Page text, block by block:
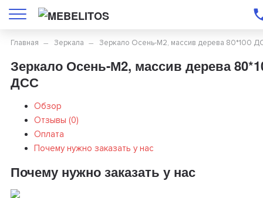
Главная Зеркала Зеркало Осень-М2, массив дерева 80*100
Зеркало Осень-М2, массив дерева
ДСС
Обзор
Отзывы (0)
Оплата
Почему нужно заказать у нас
Почему нужно заказать у нас